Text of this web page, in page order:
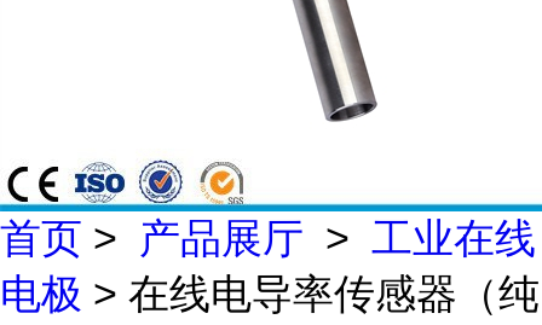
首页 > 产品展厅 > 工业在线
电极 > 在线电导率传感器（纯